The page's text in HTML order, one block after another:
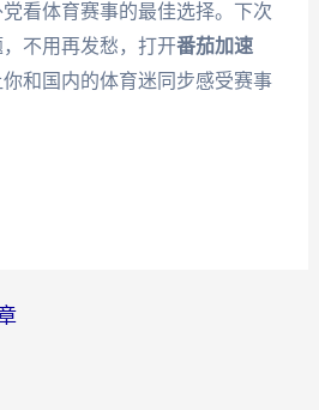
看体育赛事的最佳选择。下次
不用再发愁，打开番茄加速
和国内的体育迷同步感受赛事